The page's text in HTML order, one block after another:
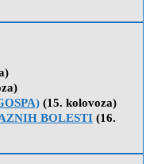
(15. kolovoza)
BOLESTI (16.